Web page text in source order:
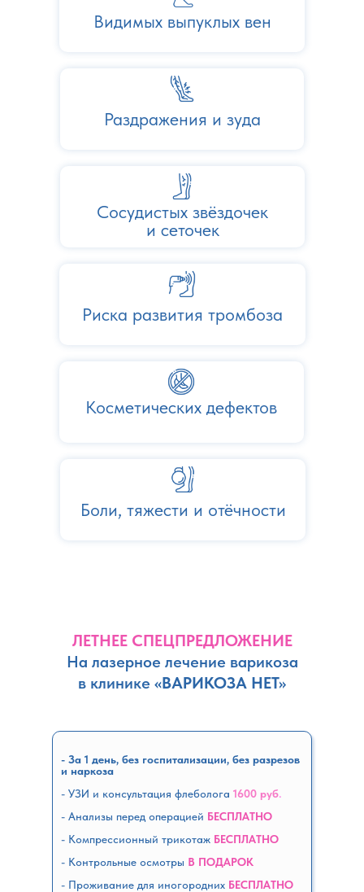
Видимых выпуклых вен
Риска развития тромбоза
Сосудистых звёздочек
и сеточек
Раздражения и зуда
Косметических дефектов
Боли, тяжести и отёчности
ЛЕТНЕЕ СПЕЦПРЕДЛОЖЕНИЕ
На лазерное лечение варикоза
в клинике «ВАРИКОЗА НЕТ»
- За 1 день, без госпитализации, без разрезов
и наркоза
- УЗИ и консультация флеболога 1600 руб.
- Анализы перед операцией БЕСПЛАТНО
- Компрессионный трикотаж БЕСПЛАТНО
- Контрольные осмотры В ПОДАРОК
- Проживание для иногородних БЕСПЛАТНО